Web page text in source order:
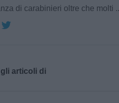
di carabinieri oltre che molti
articoli di